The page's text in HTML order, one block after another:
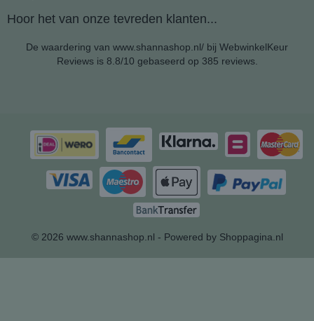
Hoor het van onze tevreden klanten...
De waardering van www.shannashop.nl/ bij WebwinkelKeur
Reviewsis 8.8/10 gebaseerd op 385 reviews.
© 2026 www.shannashop.nl - Powered by Shoppagina.nl